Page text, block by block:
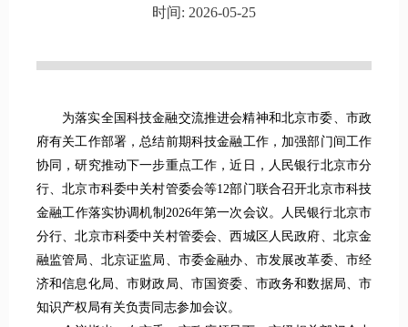
时间: 2026-05-25
为落实全国科技金融交流推进会精神和北京市委、市政
府有关工作部署，总结前期科技金融工作，加强部门间工作
协同，研究推动下一步重点工作，近日，人民银行北京市分
行、北京市科委中关村管委会等12部门联合召开北京市科技
金融工作落实协调机制2026年第一次会议。人民银行北京市
分行、北京市科委中关村管委会、西城区人民政府、北京金
融监管局、北京证监局、市委金融办、市发展改革委、市经
济和信息化局、市财政局、市国资委、市政务和数据局、市
知识产权局有关负责同志参加会议。